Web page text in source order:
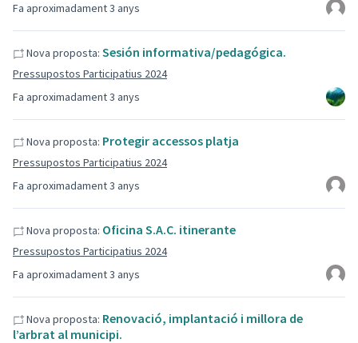
Fa aproximadament 3 anys
Fa aproximadament 3 anys
Nova proposta: Sesión informativa/pedagógica.
Pressupostos Participatius 2024
Fa aproximadament 3 anys
Nova proposta: Protegir accessos platja
Pressupostos Participatius 2024
Fa aproximadament 3 anys
Nova proposta: Oficina S.A.C. itinerante
Pressupostos Participatius 2024
Nova proposta: Renovació, implantació i millora de
l’arbrat al municipi.